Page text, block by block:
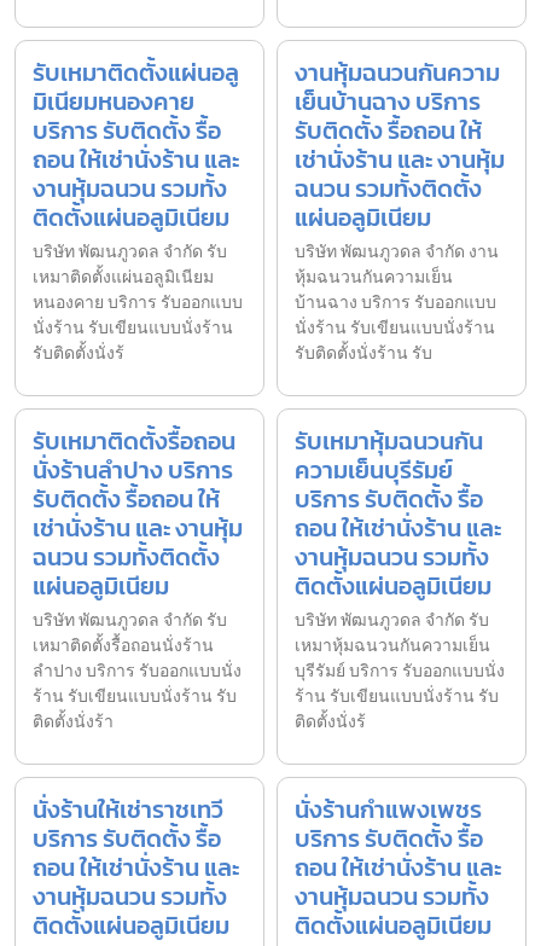
รับเหมาติดตั้งแผ่นอลู
มิเนียมหนองคาย
บริการ รับติดตั้ง รื้อ
ถอน ให้เช่านั่งร้าน และ
งานหุ้มฉนวน รวมทั้ง
ติดตั้งแผ่นอลูมิเนียม
บริษัท พัฒนภูวดล จำกัด รับ
เหมาติดตั้งแผ่นอลูมิเนียม
หนองคาย บริการ รับออกแบบ
นั่งร้าน รับเขียนแบบนั่งร้าน
รับติดตั้งนั่งร้
งานหุ้มฉนวนกันความ
เย็นบ้านฉาง บริการ
รับติดตั้ง รื้อถอน ให้
เช่านั่งร้าน และ งานหุ้ม
ฉนวน รวมทั้งติดตั้ง
แผ่นอลูมิเนียม
บริษัท พัฒนภูวดล จำกัด งาน
หุ้มฉนวนกันความเย็น
บ้านฉาง บริการ รับออกแบบ
นั่งร้าน รับเขียนแบบนั่งร้าน
รับติดตั้งนั่งร้าน รับ
รับเหมาติดตั้งรื้อถอน
นั่งร้านลำปาง บริการ
รับติดตั้ง รื้อถอน ให้
เช่านั่งร้าน และ งานหุ้ม
ฉนวน รวมทั้งติดตั้ง
แผ่นอลูมิเนียม
บริษัท พัฒนภูวดล จำกัด รับ
เหมาติดตั้งรื้อถอนนั่งร้าน
ลำปาง บริการ รับออกแบบนั่ง
ร้าน รับเขียนแบบนั่งร้าน รับ
ติดตั้งนั่งร้า
รับเหมาหุ้มฉนวนกัน
ความเย็นบุรีรัมย์
บริการ รับติดตั้ง รื้อ
ถอน ให้เช่านั่งร้าน และ
งานหุ้มฉนวน รวมทั้ง
ติดตั้งแผ่นอลูมิเนียม
บริษัท พัฒนภูวดล จำกัด รับ
เหมาหุ้มฉนวนกันความเย็น
บุรีรัมย์ บริการ รับออกแบบนั่ง
ร้าน รับเขียนแบบนั่งร้าน รับ
ติดตั้งนั่งร้
นั่งร้านให้เช่าราชเทวี
บริการ รับติดตั้ง รื้อ
ถอน ให้เช่านั่งร้าน และ
งานหุ้มฉนวน รวมทั้ง
ติดตั้งแผ่นอลูมิเนียม
นั่งร้านกำแพงเพชร
บริการ รับติดตั้ง รื้อ
ถอน ให้เช่านั่งร้าน และ
งานหุ้มฉนวน รวมทั้ง
ติดตั้งแผ่นอลูมิเนียม